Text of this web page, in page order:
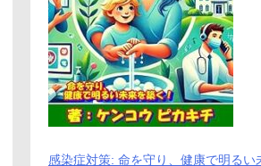
感染症対策: 命を守り、健康で明るい